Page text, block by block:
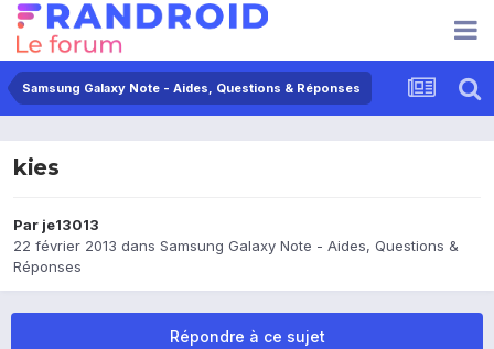
Samsung Galaxy Note - Aides, Questions & Réponses
kies
Par je13013
22 février 2013 dans Samsung Galaxy Note - Aides, Questions &
Réponses
Répondre à ce sujet